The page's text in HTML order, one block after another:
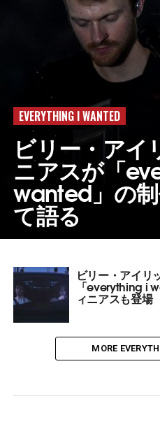
EVERYTHING I WANTED
ビリー・アイ
ニアスが「
wanted」の
て語る
ビリー・アイリ
「everything i
ィニアスも登場
MORE